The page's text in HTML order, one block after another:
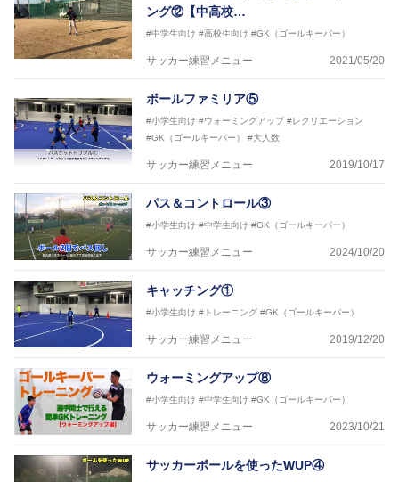
ング⑫【中高校…
#中学生向け #高校生向け #GK（ゴールキーパー）
サッカー練習メニュー 2021/05/20
ボールファミリア⑤
#小学生向け #ウォーミングアップ #レクリエーション
#GK（ゴールキーパー）
#大人数
サッカー練習メニュー 2019/10/17
パス＆コントロール③
#小学生向け #中学生向け #GK（ゴールキーパー）
サッカー練習メニュー 2024/10/20
キャッチング①
#小学生向け #トレーニング #GK（ゴールキーパー）
サッカー練習メニュー 2019/12/20
ウォーミングアップ⑧
#小学生向け #中学生向け #GK（ゴールキーパー）
サッカー練習メニュー 2023/10/21
サッカーボールを使ったWUP④